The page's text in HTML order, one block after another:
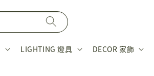
LIGHTING 燈具 DECOR 家飾